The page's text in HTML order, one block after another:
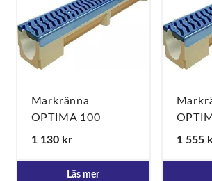
Markränna
OPTIMA 100
Spaltgaller segjärn
1 130 kr
Läs mer
1 555